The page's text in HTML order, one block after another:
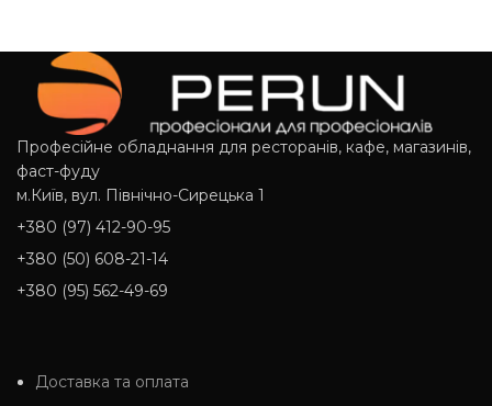
Професійне обладнання для ресторанів, кафе, магазинів,
фаст-фуду
м.Київ, вул. Північно-Сирецька 1
+380 (97) 412-90-95
+380 (50) 608-21-14
+380 (95) 562-49-69
Доставка та оплата